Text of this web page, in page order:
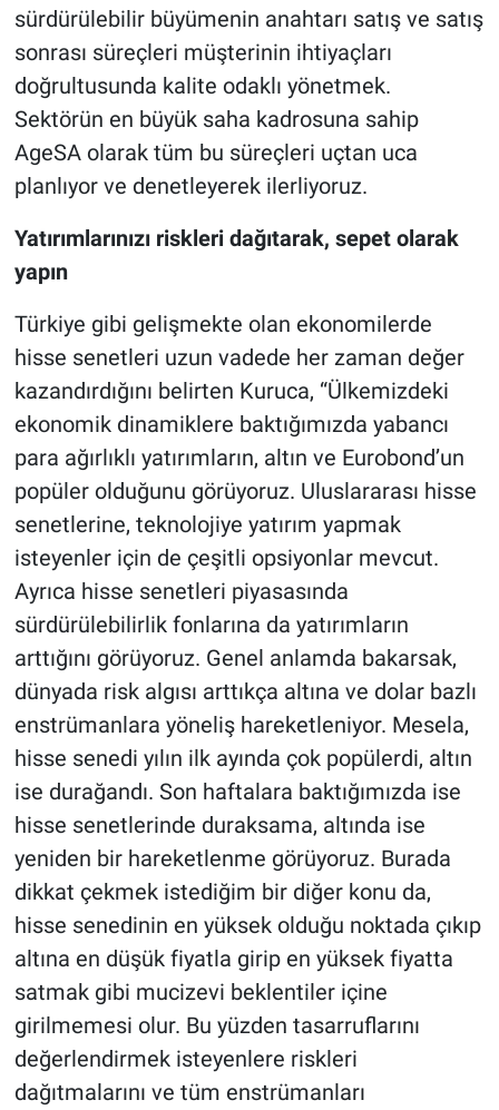
sürdürülebilir büyümenin anahtarı satış ve satış
sonrası süreçleri müşterinin ihtiyaçları
doğrultusunda kalite odaklı yönetmek.
Sektörün en büyük saha kadrosuna sahip
AgeSA olarak tüm bu süreçleri uçtan uca
planlıyor ve denetleyerek ilerliyoruz.
Yatırımlarınızı riskleri dağıtarak, sepet olarak
yapın
Türkiye gibi gelişmekte olan ekonomilerde
hisse senetleri uzun vadede her zaman değer
kazandırdığını belirten Kuruca, “Ülkemizdeki
ekonomik dinamiklere baktığımızda yabancı
para ağırlıklı yatırımların, altın ve Eurobond’un
popüler olduğunu görüyoruz. Uluslararası hisse
senetlerine, teknolojiye yatırım yapmak
isteyenler için de çeşitli opsiyonlar mevcut.
Ayrıca hisse senetleri piyasasında
sürdürülebilirlik fonlarına da yatırımların
arttığını görüyoruz. Genel anlamda bakarsak,
dünyada risk algısı arttıkça altına ve dolar bazlı
enstrümanlara yöneliş hareketleniyor. Mesela,
hisse senedi yılın ilk ayında çok popülerdi, altın
ise durağandı. Son haftalara baktığımızda ise
hisse senetlerinde duraksama, altında ise
yeniden bir hareketlenme görüyoruz. Burada
dikkat çekmek istediğim bir diğer konu da,
hisse senedinin en yüksek olduğu noktada çıkıp
altına en düşük fiyatla girip en yüksek fiyatta
satmak gibi mucizevi beklentiler içine
girilmemesi olur. Bu yüzden tasarruflarını
değerlendirmek isteyenlere riskleri
dağıtmalarını ve tüm enstrümanları